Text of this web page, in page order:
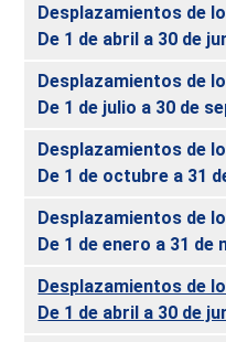
Desplazamientos de
De 1 de abril a 30 de
Desplazamientos de
De 1 de julio a 30 de
Desplazamientos de
De 1 de octubre a 31
Desplazamientos de
De 1 de enero a 31 de
Desplazamientos de
De 1 de abril a 30 de